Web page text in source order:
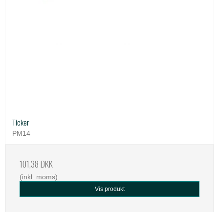
Ticker
PM14
101,38 DKK
(inkl. moms)
Vis produkt